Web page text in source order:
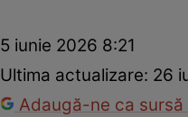
5 iunie 2026 8:21
Ultima actualizare: 26
Adaugă-ne ca